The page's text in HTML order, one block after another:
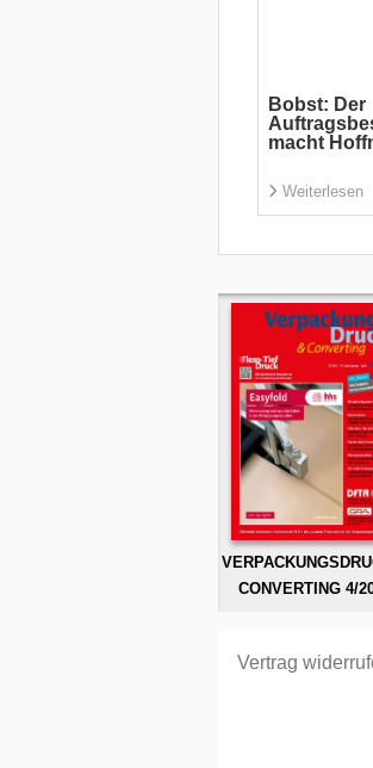
Bobst: Der
macht
Weiterlesen
CONVERTING 4/
Vertrag